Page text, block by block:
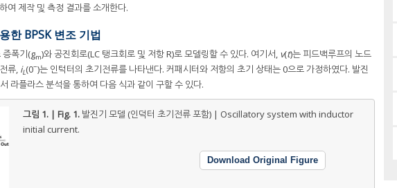
여 제작 및 측정 결과를 소개한다.
한 BPSK 변조 기법
증폭기(gm)와 공진회로(LC 탱크회로 및 저항 R)로 모델링할 수 있다. 여기서, v(t)는 피드백루프의 노드
류, iL(0−)는 인턱터의 초기전류를 나타낸다. 커패시터와 저항의 초기 상태는 0으로 가정하였다. 발진
라플라스 분석을 통하여 다음 식과 같이 구할 수 있다.
그림 1. | Fig. 1. 발진기 모델 (인덕터 초기전류 포함) | Oscillatory system with inductor
initial current.
Download Original Figure